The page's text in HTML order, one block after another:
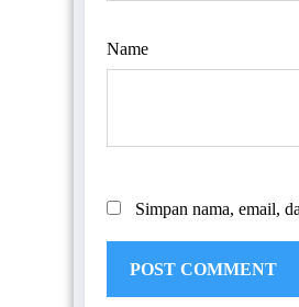
Name
Simpan nama, email,